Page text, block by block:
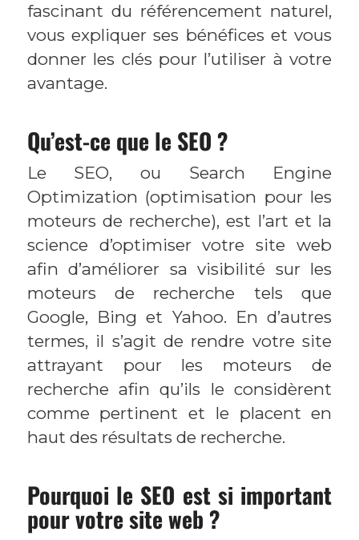
fascinant du référencement naturel,
vous expliquer ses bénéfices et vous
donner les clés pour l’utiliser à votre
avantage.
Qu’est-ce que le SEO ?
Le SEO, ou Search Engine
Optimization (optimisation pour les
moteurs de recherche), est l’art et la
science d’optimiser votre site web
afin d’améliorer sa visibilité sur les
moteurs de recherche tels que
Google, Bing et Yahoo. En d’autres
termes, il s’agit de rendre votre site
attrayant pour les moteurs de
recherche afin qu’ils le considèrent
comme pertinent et le placent en
haut des résultats de recherche.
Pourquoi le SEO est si important
pour votre site web ?